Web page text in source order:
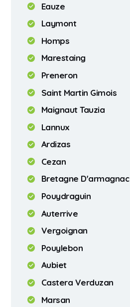
Eauze
Laymont
Homps
Marestaing
Preneron
Saint Martin Gimois
Maignaut Tauzia
Lannux
Ardizas
Cezan
Bretagne D'armagnac
Pouydraguin
Auterrive
Vergoignan
Pouylebon
Aubiet
Castera Verduzan
Marsan